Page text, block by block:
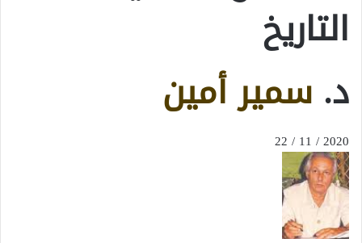
التاريخ
د. سمير أمين
2020 / 11 / 22